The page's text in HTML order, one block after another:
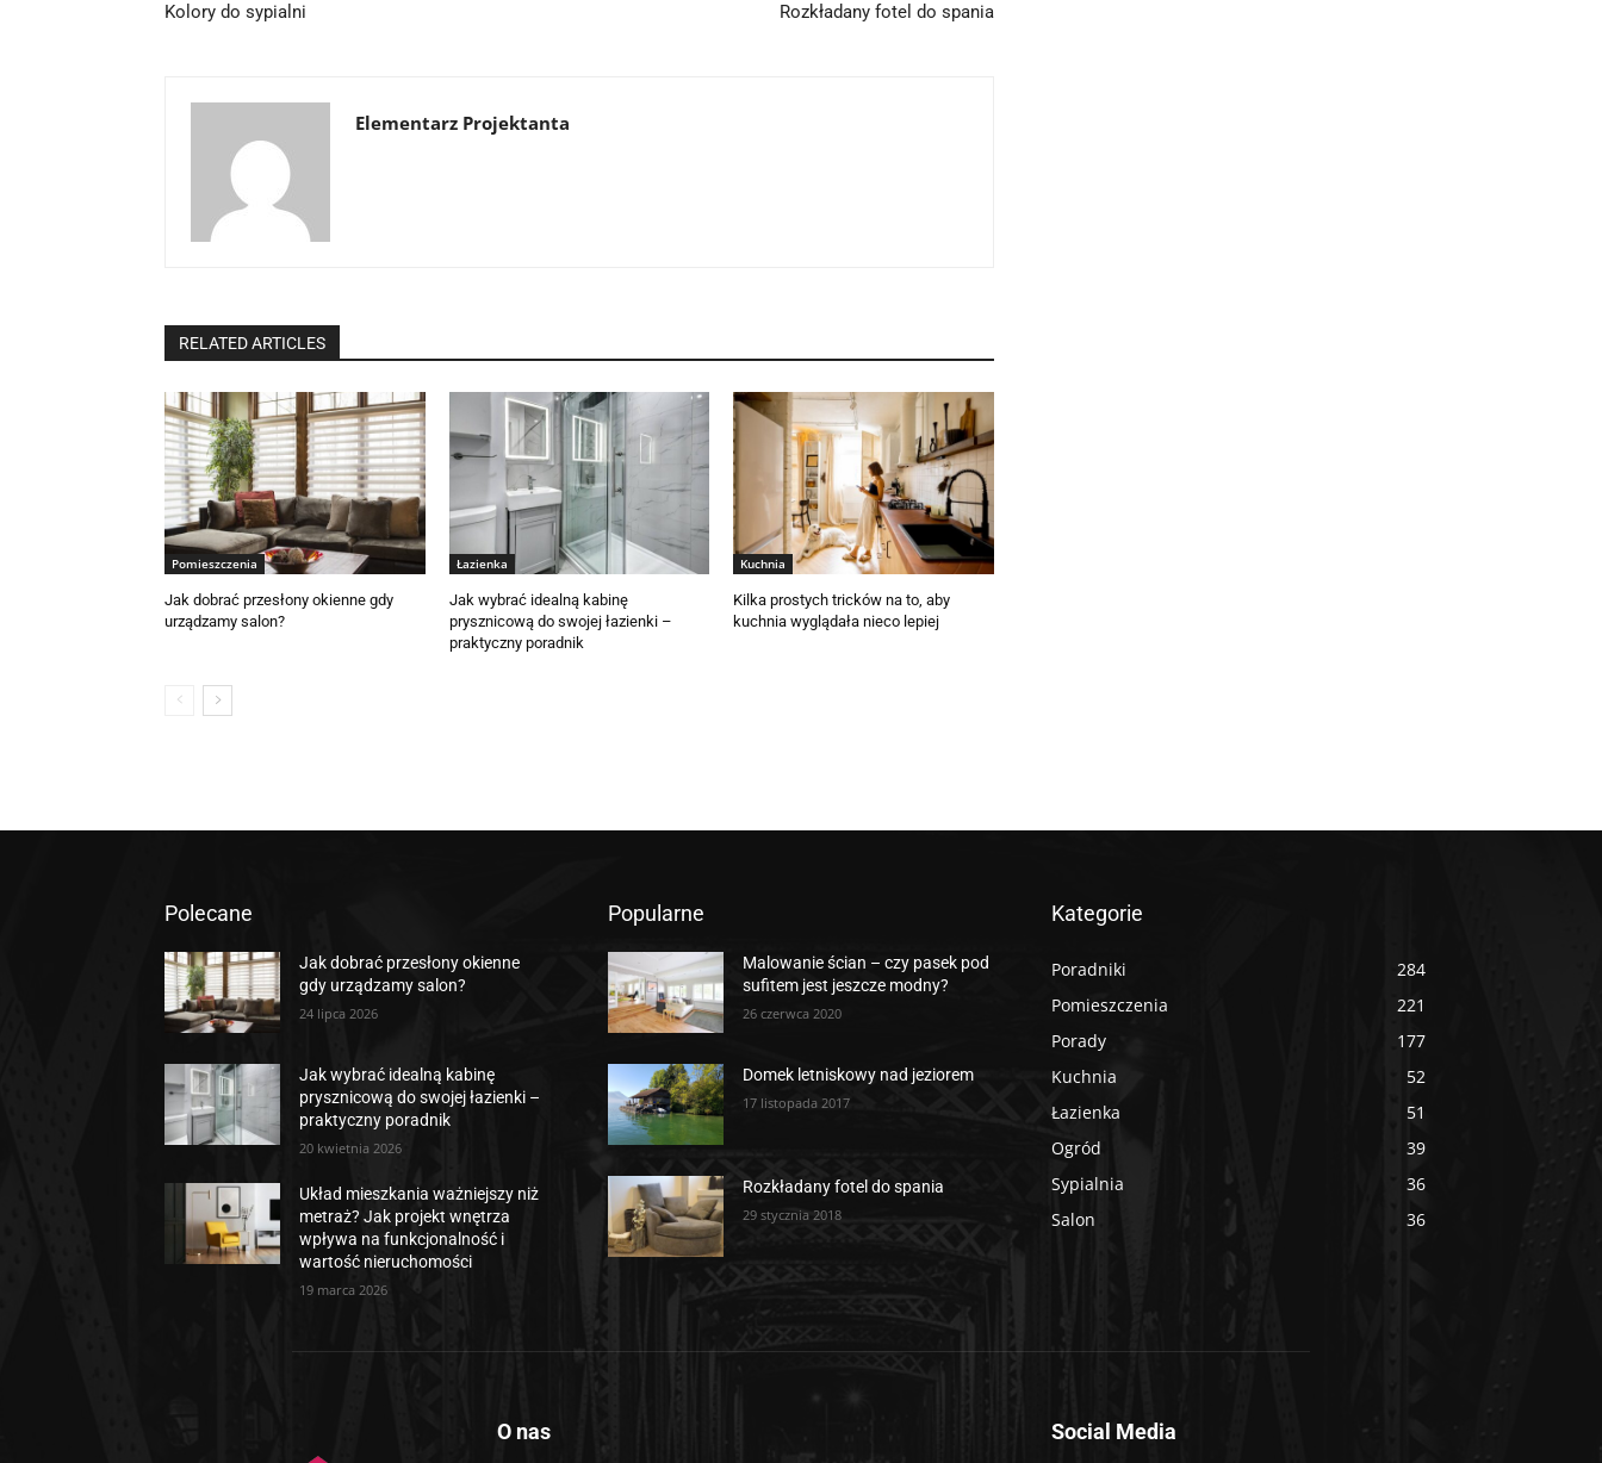
Kolory do sypialni Rozkładany fotel do spania
Elementarz Projektanta
RELATED ARTICLES
Pomieszczenia
Jak dobrać przesłony okienne gdy
urządzamy salon?
Łazienka
Jak wybrać idealną kabinę
prysznicową do swojej łazienki –
praktyczny poradnik
Kuchnia
Kilka prostych tricków na to, aby
kuchnia wyglądała nieco lepiej
Polecane
Jak dobrać przesłony okienne
gdy urządzamy salon?
24 lipca 2026
Jak wybrać idealną kabinę
prysznicową do swojej łazienki –
praktyczny poradnik
20 kwietnia 2026
Układ mieszkania ważniejszy niż
metraż? Jak projekt wnętrza
wpływa na funkcjonalność i
wartość nieruchomości
19 marca 2026
Popularne
Malowanie ścian – czy pasek pod
sufitem jest jeszcze modny?
26 czerwca 2020
Domek letniskowy nad jeziorem
17 listopada 2017
Rozkładany fotel do spania
29 stycznia 2018
Kategorie
Poradniki
284
Pomieszczenia
221
Porady
177
Kuchnia
52
Łazienka
51
Ogród
39
Sypialnia
36
Salon
36
O nas Social Media